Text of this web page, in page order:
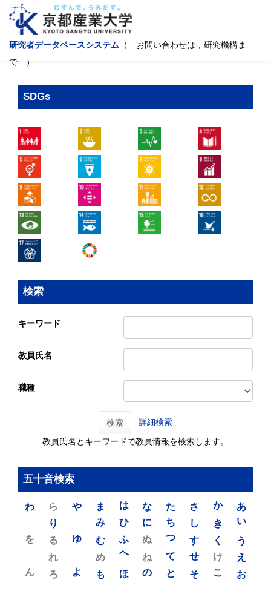
研究者データベースシステム （ お問い合わせは，研究機構ま
で ）
SDGs
検索
キーワード
教員氏名
職種
検索 詳細検索
教員氏名とキーワードで教員情報を検索します。
五十音検索
あ
い
う
え
お
か
き
く
け
こ
さ
し
す
せ
そ
た
ち
つ
て
と
な
に
ぬ
ね
の
は
ひ
ふ
へ
ほ
ま
み
む
め
も
や
ゆ
よ
ら
り
る
れ
ろ
わ
を
ん